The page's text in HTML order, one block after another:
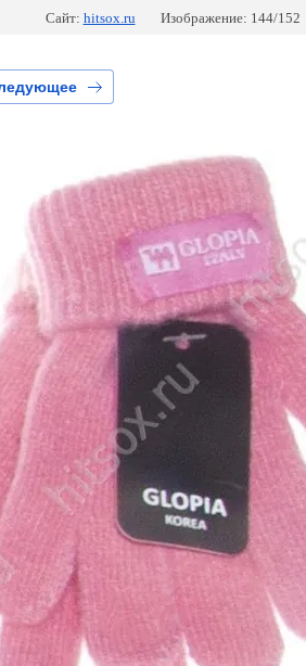
Сайт: hitsox.ru Изображение: 144/152